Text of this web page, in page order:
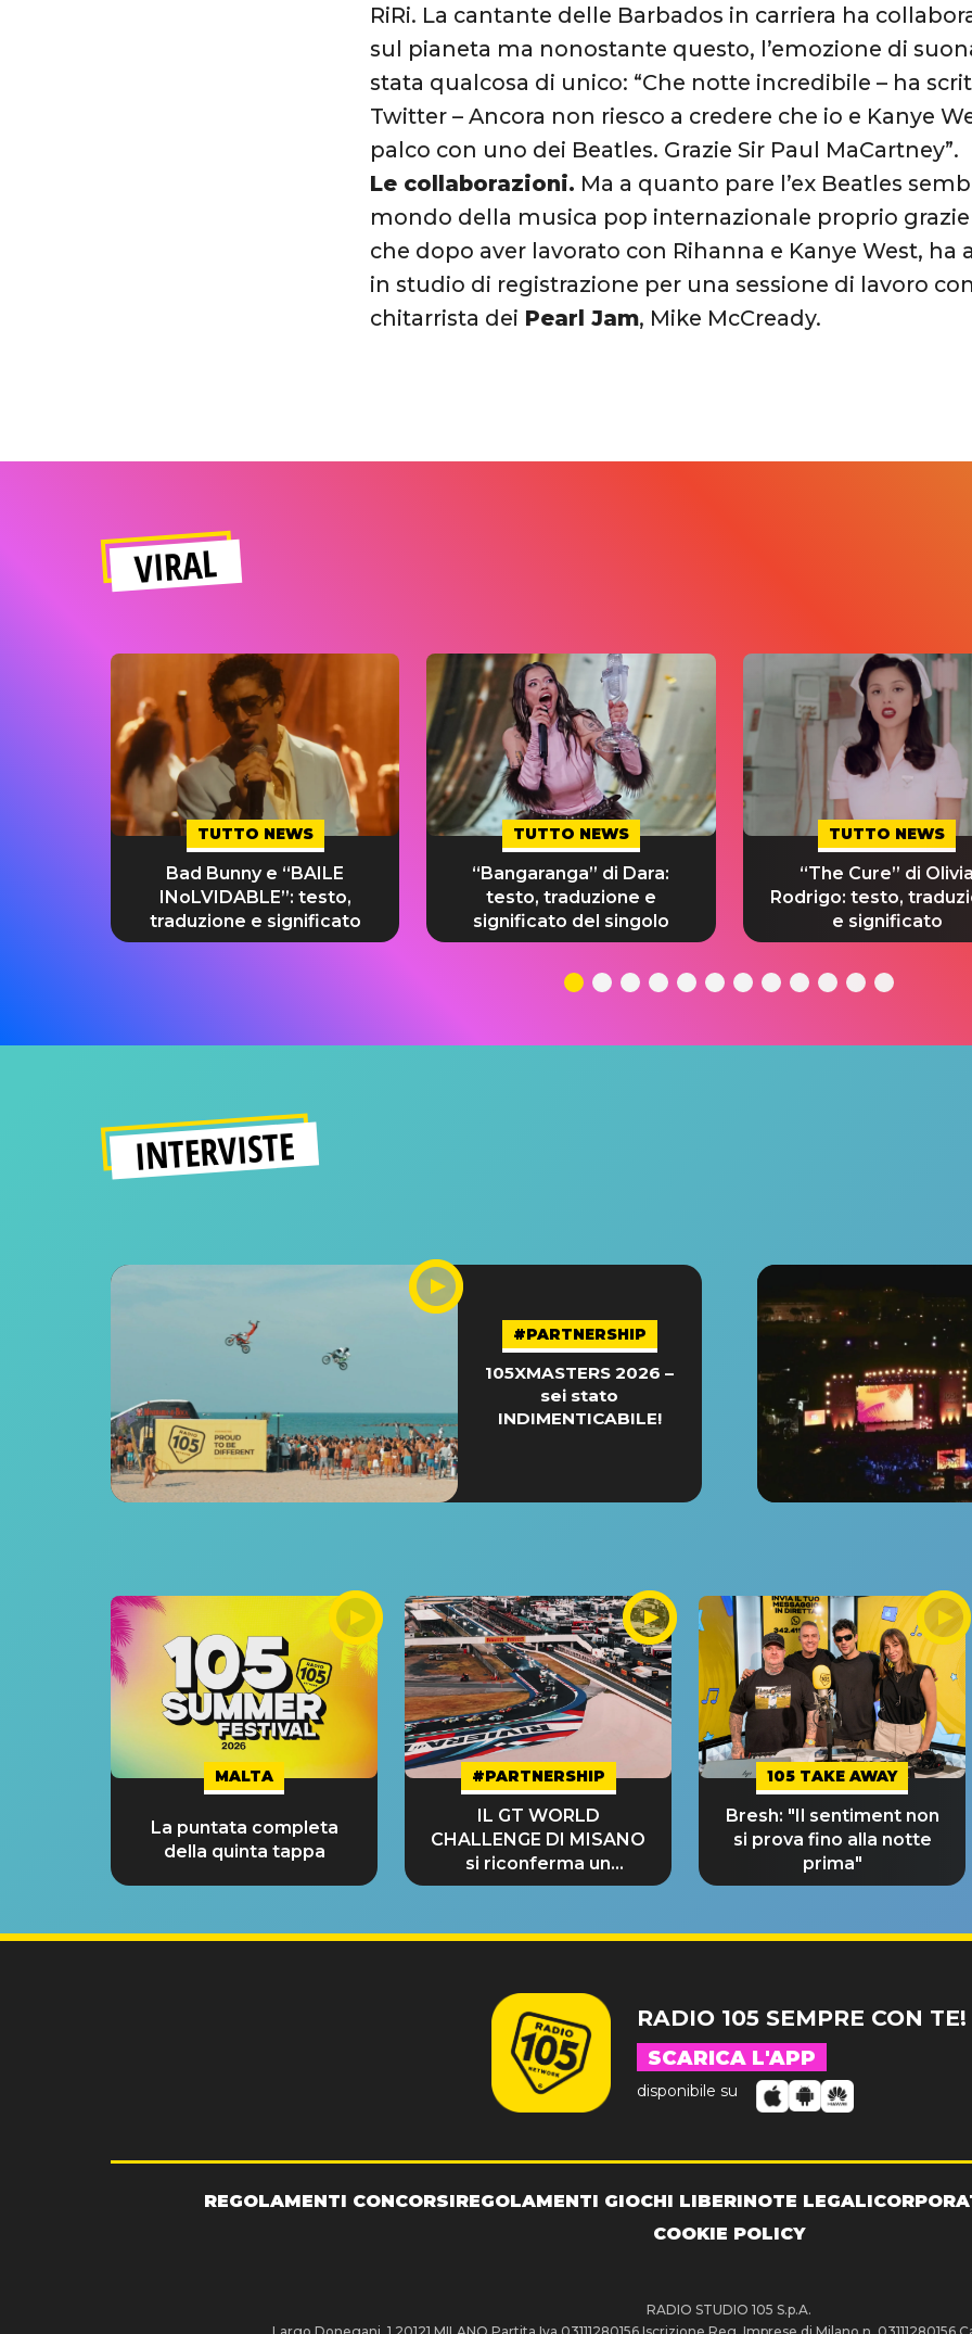
RiRi. La cantante delle Barbados in carriera ha
sul pianeta ma nonostante questo, l’emozione di
stata qualcosa di unico: “Che notte incredibile – ha
Twitter – Ancora non riesco a credere che io e Kanye
palco con uno dei Beatles. Grazie Sir Paul MaCartney”.
Le collaborazioni. Ma a quanto pare l’ex Beatles
mondo della musica pop internazionale proprio
che dopo aver lavorato con Rihanna e Kanye West, ha
in studio di registrazione per una sessione di lavoro con
chitarrista dei Pearl Jam, Mike McCready.
VIRAL
TUTTO NEWS
Bad Bunny e “BAILE
INoLVIDABLE”: testo,
traduzione e significato
TUTTO NEWS
“Bangaranga” di Dara:
testo, traduzione e
significato del singolo
TUTTO NEWS
“The Cure” di Olivia
Rodrigo: testo,
e significato
INTERVISTE
#PARTNERSHIP
105XMASTERS 2026 –
sei stato
INDIMENTICABILE!
MALTA
La puntata completa
della quinta tappa
#PARTNERSHIP
IL GT WORLD
CHALLENGE DI MISANO
si riconferma un
GRANDE SUCCESSO!
105 TAKE AWAY
Bresh: "Il sentiment non
si prova fino alla notte
prima"
RADIO 105 SEMPRE CON TE!
SCARICA L'APP
disponibile su
REGOLAMENTI CONCORSIREGOLAMENTI GIOCHI LIBERINOTE LEGALI
COOKIE POLICY
RADIO STUDIO 105 S.p.A.